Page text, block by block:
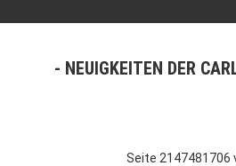
NEUIGKEITEN DER
Seite 2147481706